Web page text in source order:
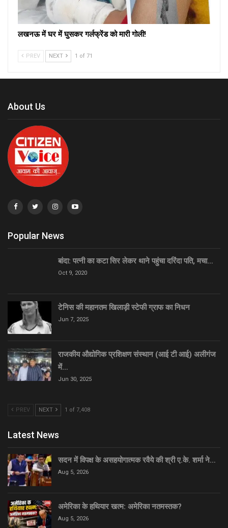
लखनऊ में घर में घुसकर गर्लफ्रेंड को मारी गोली!
PREV NEXT 1 of 71
About Us
Popular News
बांदा: पत्नी का कटा सिर लेकर थाने पहुंचा दरिंदा पति, मचा…
Oct 9, 2020
टेनिस की महानतम खिलाड़ी स्टेफी ग्राफ का निधन
Jun 7, 2025
राजकीय औद्योगिक प्रशिक्षण संस्थान (आई टी आई) अलीगंज
में…
Jun 30, 2025
PREV NEXT 1 of 7,408
Latest News
सदन में विपक्ष के असहयोगात्मक रवैये की श्री ए.के. शर्मा ने…
Aug 5, 2026
अमेरिका के हथियार खत्म: अमेरिका नतमस्तक?
Aug 5, 2026